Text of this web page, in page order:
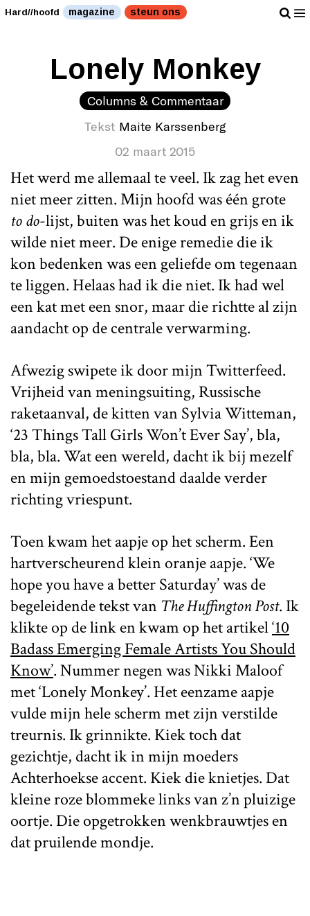
Hard//hoofd magazine steun ons
Lonely Monkey
Columns & Commentaar
Tekst Maite Karssenberg
02 maart 2015
Het werd me allemaal te veel. Ik zag het even
niet meer zitten. Mijn hoofd was één grote
to do-lijst, buiten was het koud en grijs en ik
wilde niet meer. De enige remedie die ik
kon bedenken was een geliefde om tegenaan
te liggen. Helaas had ik die niet. Ik had wel
een kat met een snor, maar die richtte al zijn
aandacht op de centrale verwarming.
Afwezig swipete ik door mijn Twitterfeed.
Vrijheid van meningsuiting, Russische
raketaanval, de kitten van Sylvia Witteman,
‘23 Things Tall Girls Won’t Ever Say’, bla,
bla, bla. Wat een wereld, dacht ik bij mezelf
en mijn gemoedstoestand daalde verder
richting vriespunt.
Toen kwam het aapje op het scherm. Een
hartverscheurend klein oranje aapje. ‘We
hope you have a better Saturday’ was de
begeleidende tekst van The Huffington Post. Ik
klikte op de link en kwam op het artikel‘10
Badass Emerging Female Artists You Should
Know’. Nummer negen was Nikki Maloof
met ‘Lonely Monkey’. Het eenzame aapje
vulde mijn hele scherm met zijn verstilde
treurnis. Ik grinnikte. Kiek toch dat
gezichtje, dacht ik in mijn moeders
Achterhoekse accent. Kiek die knietjes. Dat
kleine roze blommeke links van z’n pluizige
oortje. Die opgetrokken wenkbrauwtjes en
dat pruilende mondje.